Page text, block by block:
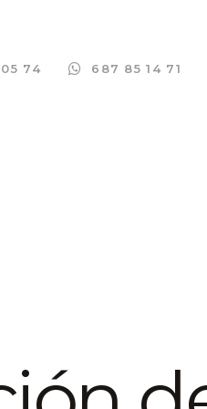
74 687 85 14 71